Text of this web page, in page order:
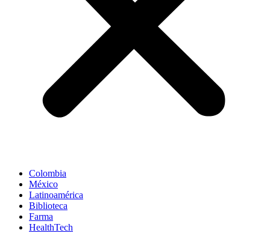
Colombia
México
Latinoamérica
Biblioteca
Farma
HealthTech